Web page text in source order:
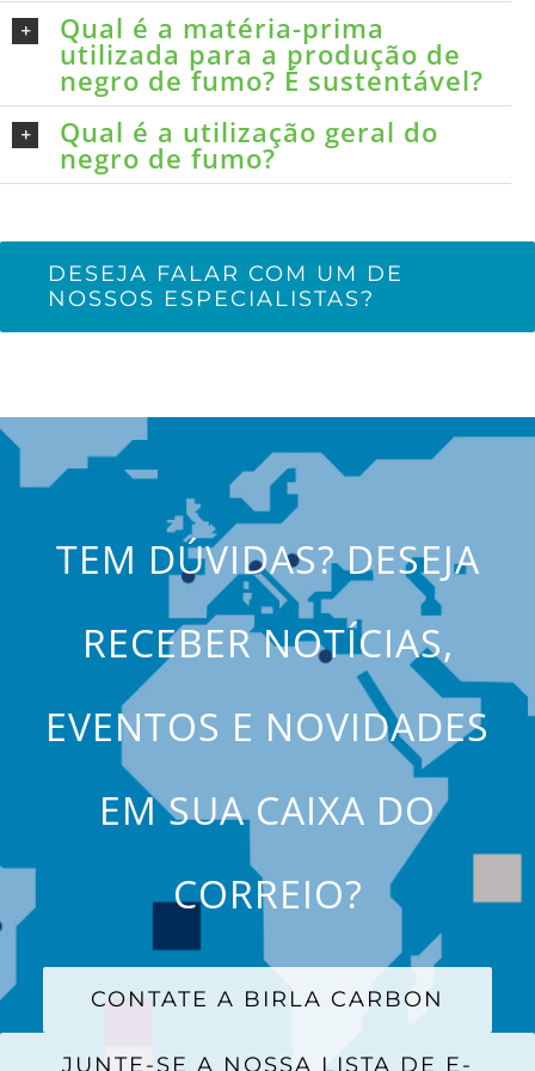
Qual é a matéria-prima
utilizada para a produção de
negro de fumo? É sustentável?
Qual é a utilização geral do
negro de fumo?
DESEJA FALAR COM UM DE
NOSSOS ESPECIALISTAS?
TEM DÚVIDAS? DESEJA
RECEBER NOTÍCIAS,
EVENTOS E NOVIDADES
EM SUA CAIXA DO
CORREIO?
CONTATE A BIRLA CARBON
JUNTE-SE A NOSSA LISTA DE E-